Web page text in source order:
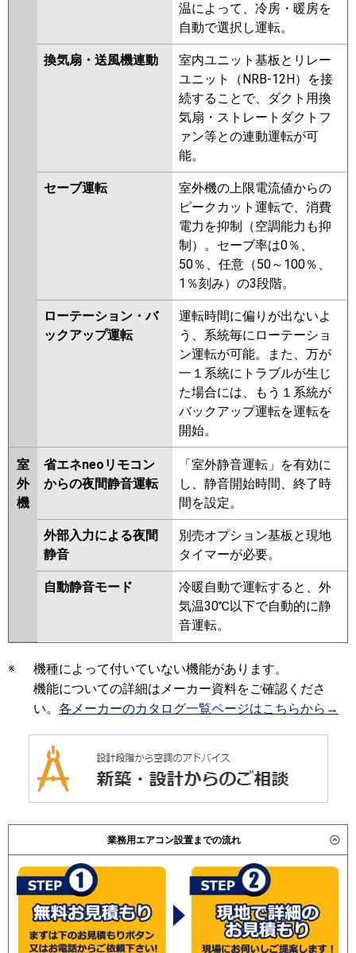
温によって、冷房・暖房を
自動で選択し運転。
換気扇・送風機連動
室内ユニット基板とリレー
ユニット（NRB-12H）を接
続することで、ダクト用換
気扇・ストレートダクトフ
ァン等との連動運転が可
能。
セーブ運転
室外機の上限電流値からの
ピークカット運転で、消費
電力を抑制（空調能力も抑
制）。セーブ率は0％、
50％、任意（50～100％、
1％刻み）の3段階。
ローテーション・バ
ックアップ運転
運転時間に偏りが出ないよ
う、系統毎にローテーショ
ン運転が可能。また、万が
一１系統にトラブルが生じ
た場合には、もう１系統が
バックアップ運転を運転を
開始。
室
外
機
省エネneoリモコン
からの夜間静音運転
「室外静音運転」を有効に
し、静音開始時間、終了時
間を設定。
外部入力による夜間
静音
別売オプション基板と現地
タイマーが必要。
自動静音モード
冷暖自動で運転すると、外
気温30℃以下で自動的に静
音運転。
※
機種によって付いていない機能があります。
機能についての詳細はメーカー資料をご確認くださ
い。 各メーカーのカタログ一覧ページはこちらから→
業務用エアコン設置までの流れ